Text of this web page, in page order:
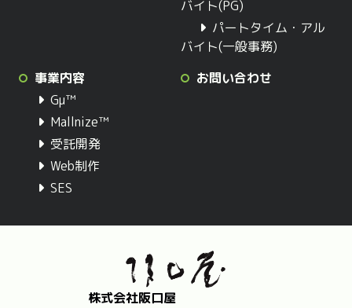
事業内容
Gμ™
Mallnize™
受託開発
Web制作
SES
バイト(PG)
パートタイム・アル
バイト(一般事務)
お問い合わせ
株式会社阪口屋